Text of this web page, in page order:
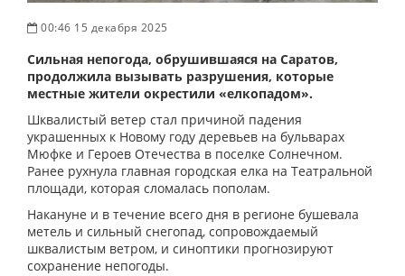
00:46 15 декабря 2025
Сильная непогода, обрушившаяся на Саратов,
продолжила вызывать разрушения, которые
местные жители окрестили «елкопадом».
Шквалистый ветер стал причиной падения
украшенных к Новому году деревьев на бульварах
Мюфке и Героев Отечества в поселке Солнечном.
Ранее рухнула главная городская елка на Театральной
площади, которая сломалась пополам.
Накануне и в течение всего дня в регионе бушевала
метель и сильный снегопад, сопровождаемый
шквалистым ветром, и синоптики прогнозируют
сохранение непогоды.